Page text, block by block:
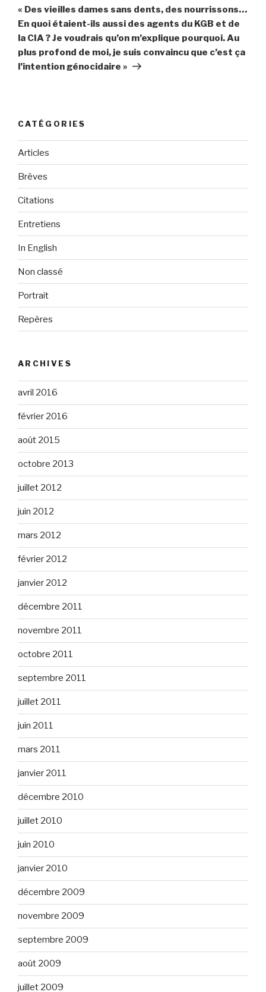
suivant
« Des vieilles dames sans dents, des nourrissons…
En quoi étaient-ils aussi des agents du KGB et de
la CIA ? Je voudrais qu’on m’explique pourquoi. Au
plus profond de moi, je suis convaincu que c’est ça
l’intention génocidaire »
CATÉGORIES
Articles
Brèves
Citations
Entretiens
In English
Non classé
Portrait
Repères
ARCHIVES
avril 2016
février 2016
août 2015
octobre 2013
juillet 2012
juin 2012
mars 2012
février 2012
janvier 2012
décembre 2011
novembre 2011
octobre 2011
septembre 2011
juillet 2011
juin 2011
mars 2011
janvier 2011
décembre 2010
juillet 2010
juin 2010
janvier 2010
décembre 2009
novembre 2009
septembre 2009
août 2009
juillet 2009